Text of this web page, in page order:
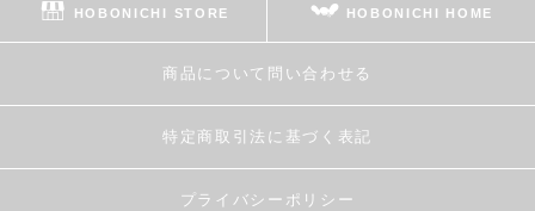
HOBONICHI STORE HOBONICHI HOME
商品について問い合わせる
特定商取引法に基づく表記
プライバシーポリシー